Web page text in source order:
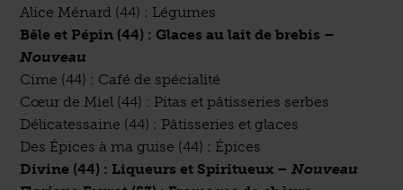
Alice Ménard (44) : Légumes
Bêle et Pépin (44) : Glaces au lait de brebis –
Nouveau
Cime (44) : Café de spécialité
Cœur de Miel (44) : Pitas et pâtisseries serbes
Délicatessaine (44) : Pâtisseries et glaces
Des Épices à ma guise (44) : Épices
Divine (44) : Liqueurs et Spiritueux –Nouveau